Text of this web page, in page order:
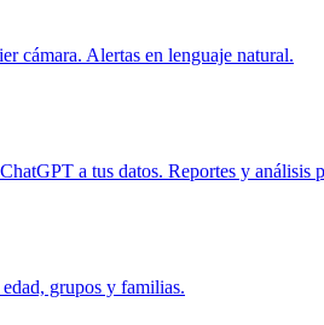
cámara. Alertas en lenguaje natural.
a tus datos. Reportes y análisis
grupos y familias.